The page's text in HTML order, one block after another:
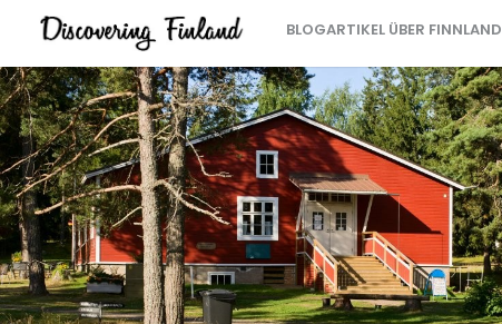
BLOGARTIKEL ÜBER FINNLAND